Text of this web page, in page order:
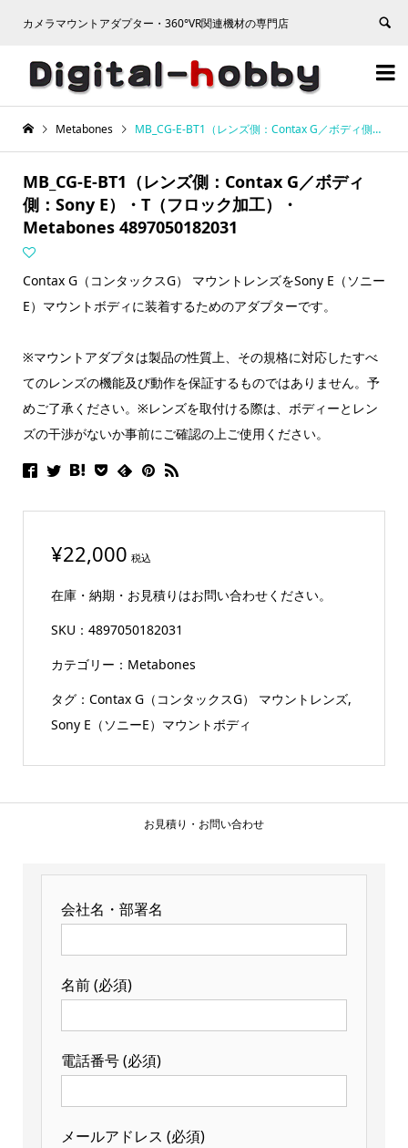
カメラマウントアダプター・360°VR関連機材の専門店


Metabones MB_CG-E-BT1（レンズ側：Contax G／ボディ側：Sony E）・T（フロック加工）・Metabones 4897050182031
MB_CG-E-BT1（レンズ側：Contax G／ボディ
側：Sony E）・T（フロック加工）・
Metabones 4897050182031
Contax G（コンタックスG） マウントレンズをSony E（ソニー
E）マウントボディに装着するためのアダプターです。
※マウントアダプタは製品の性質上、その規格に対応したすべ
てのレンズの機能及び動作を保証するものではありません。予
めご了承ください。※レンズを取付ける際は、ボディーとレン
ズの干渉がないか事前にご確認の上ご使用ください。
¥22,000 税込
在庫・納期・お見積りはお問い合わせください。
SKU： 4897050182031
カテゴリー： Metabones
タグ： Contax G（コンタックスG） マウントレンズ,
Sony E（ソニーE）マウントボディ
お見積り・お問い合わせ
会社名・部署名
名前 (必須)
電話番号 (必須)
メールアドレス (必須)